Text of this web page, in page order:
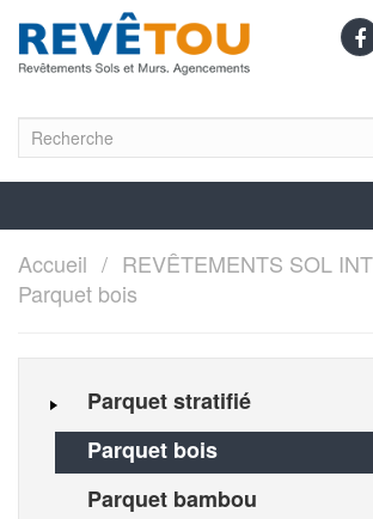
Accueil
REVÊTEMENTS SOL
Parquet bois
Parquet stratifié
Parquet bois
Parquet bambou